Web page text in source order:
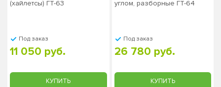
(хайлетсы) ГТ-63
Под заказ
11 050 руб.
КУПИТЬ
углом, разборные ГТ-64
Под заказ
26 780 руб.
КУПИТЬ